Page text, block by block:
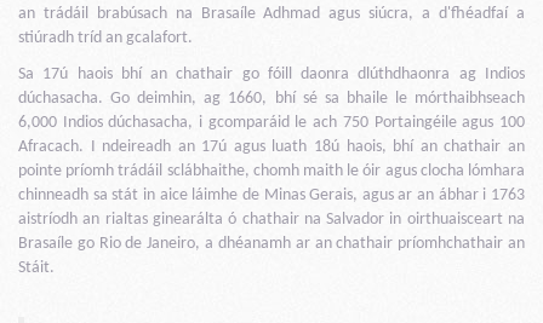
an trádáil brabúsach na Brasaíle Adhmad agus siúcra, a d'fhéadfaí a
stiúradh tríd an gcalafort.
Sa 17ú haois bhí an chathair go fóill daonra dlúthdhaonra ag Indios
dúchasacha. Go deimhin, ag 1660, bhí sé sa bhaile le mórthaibhseach
6,000 Indios dúchasacha, i gcomparáid le ach 750 Portaingéile agus 100
Afracach. I ndeireadh an 17ú agus luath 18ú haois, bhí an chathair an
pointe príomh trádáil sclábhaithe, chomh maith le óir agus clocha lómhara
chinneadh sa stát in aice láimhe de Minas Gerais, agus ar an ábhar i 1763
aistríodh an rialtas ginearálta ó chathair na Salvador in oirthuaisceart na
Brasaíle go Rio de Janeiro, a dhéanamh ar an chathair príomhchathair an
Stáit.